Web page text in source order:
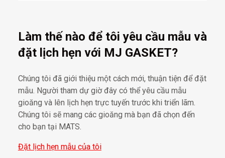
Làm thế nào để tôi yêu cầu mẫu và
đặt lịch hẹn với MJ GASKET?
Chúng tôi đã giới thiệu một cách mới, thuận tiện để đặt
mẫu. Người tham dự giờ đây có thể yêu cầu mẫu
gioăng và lên lịch hẹn trực tuyến trước khi triển lãm.
Chúng tôi sẽ mang các gioăng mà bạn đã chọn đến
cho bạn tại MATS.
Đặt lịch hẹn mẫu của tôi